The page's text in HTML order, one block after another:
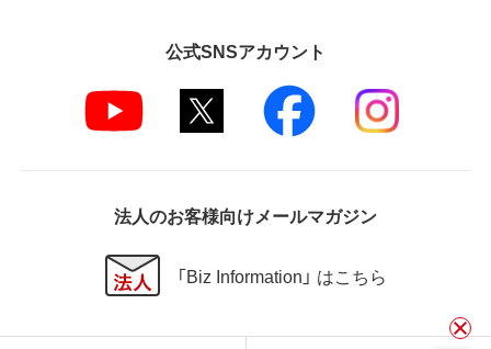
公式SNSアカウント
法人のお客様向けメールマガジン
「Biz Information」 はこちら